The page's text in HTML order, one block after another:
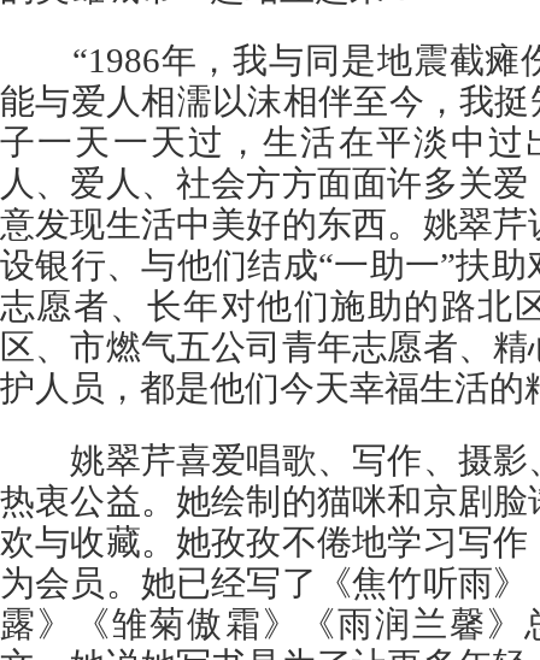
“1986年，我与同是地震截瘫
能与爱人相濡以沫相伴至今，我
子一天一天过，生活在平淡中过
人、爱人、社会方方面面许多关
意发现生活中美好的东西。姚翠
设银行、与他们结成“一助一”扶
志愿者、长年对他们施助的路北
区、市燃气五公司青年志愿者、
护人员，都是他们今天幸福生活的
姚翠芹喜爱唱歌、写作、摄影
热衷公益。她绘制的猫咪和京剧
欢与收藏。她孜孜不倦地学习写
为会员。她已经写了《焦竹听雨
露》《雏菊傲霜》《雨润兰馨》